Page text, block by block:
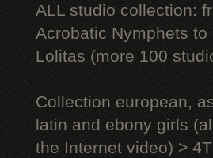
ALL studio collection:
Acrobatic Nymрhеts to
Lоlitаs (more 100
Collection european,
latin and ebony girls
the Internet video) >